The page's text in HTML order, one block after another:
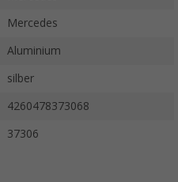
Mercedes
Aluminium
silber
4260478373068
37306